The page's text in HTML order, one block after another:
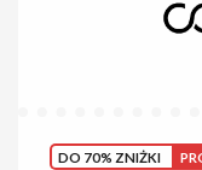
DO 70% ZNIŻKI